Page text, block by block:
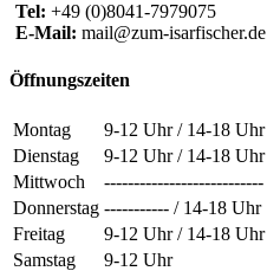
Tel: +49 (0)8041-7979075
E-Mail: mail@zum-isarfischer.de
Öffnungszeiten
Montag
9-12 Uhr / 14-18 Uhr
Dienstag
9-12 Uhr / 14-18 Uhr
Mittwoch
---------------------------
Donnerstag ----------- / 14-18 Uhr
Freitag
9-12 Uhr / 14-18 Uhr
Samstag
9-12 Uhr